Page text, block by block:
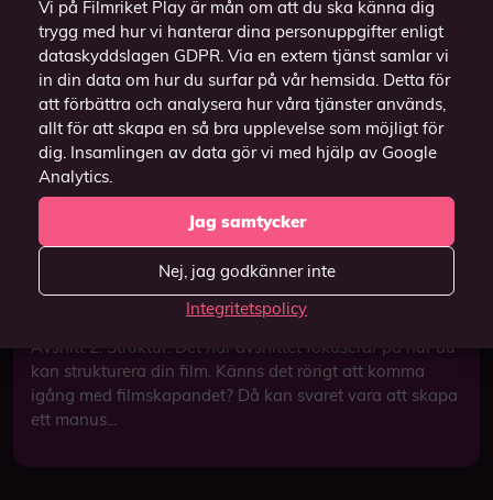
Vi på Filmriket Play är mån om att du ska känna dig
trygg med hur vi hanterar dina personuppgifter enligt
dataskyddslagen GDPR. Via en extern tjänst samlar vi
in din data om hur du surfar på vår hemsida. Detta för
att förbättra och analysera hur våra tjänster används,
allt för att skapa en så bra upplevelse som möjligt för
dig. Insamlingen av data gör vi med hjälp av Google
Analytics.
Jag samtycker
Nej, jag godkänner inte
Integritetspolicy
Kreativ inlämning Avsnitt 2
Avsnitt 2: Struktur. Det här avsnittet fokuserar på hur du
kan strukturera din film. Känns det rörigt att komma
igång med filmskapandet? Då kan svaret vara att skapa
ett manus...